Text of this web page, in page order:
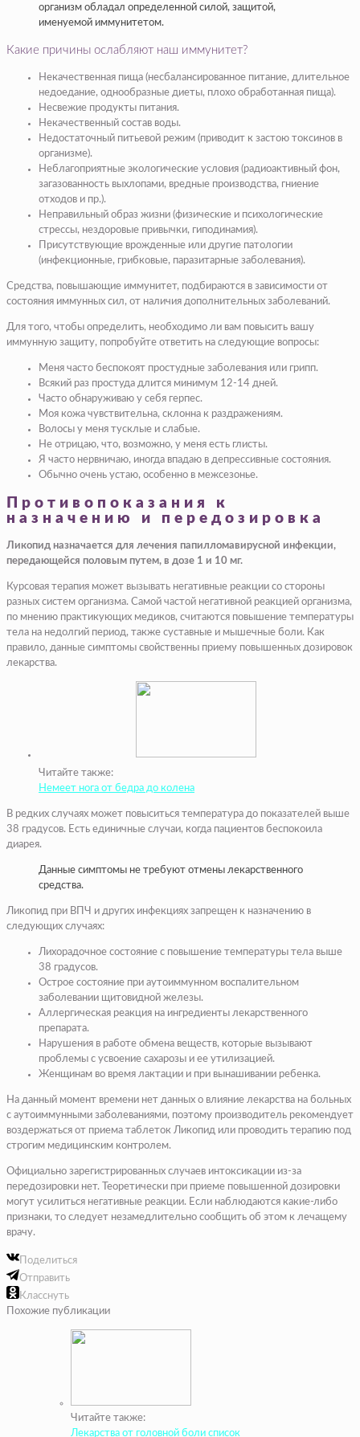
организм обладал определенной силой, защитой,
именуемой иммунитетом.
Какие причины ослабляют наш иммунитет?
Некачественная пища (несбалансированное питание, длительное
недоедание, однообразные диеты, плохо обработанная пища).
Несвежие продукты питания.
Некачественный состав воды.
Недостаточный питьевой режим (приводит к застою токсинов в
организме).
Неблагоприятные экологические условия (радиоактивный фон,
загазованность выхлопами, вредные производства, гниение
отходов и пр.).
Неправильный образ жизни (физические и психологические
стрессы, нездоровые привычки, гиподинамия).
Присутствующие врожденные или другие патологии
(инфекционные, грибковые, паразитарные заболевания).
Средства, повышающие иммунитет, подбираются в зависимости от
состояния иммунных сил, от наличия дополнительных заболеваний.
Для того, чтобы определить, необходимо ли вам повысить вашу
иммунную защиту, попробуйте ответить на следующие вопросы:
Меня часто беспокоят простудные заболевания или грипп.
Всякий раз простуда длится минимум 12-14 дней.
Часто обнаруживаю у себя герпес.
Моя кожа чувствительна, склонна к раздражениям.
Волосы у меня тусклые и слабые.
Не отрицаю, что, возможно, у меня есть глисты.
Я часто нервничаю, иногда впадаю в депрессивные состояния.
Обычно очень устаю, особенно в межсезонье.
Противопоказания к
назначению и передозировка
Ликопид назначается для лечения папилломавирусной инфекции,
передающейся половым путем, в дозе 1 и 10 мг.
Курсовая терапия может вызывать негативные реакции со стороны
разных систем организма. Самой частой негативной реакцией организма,
по мнению практикующих медиков, считаются повышение температуры
тела на недолгий период, также суставные и мышечные боли. Как
правило, данные симптомы свойственны приему повышенных дозировок
лекарства.
Читайте также:
Немеет нога от бедра до колена
В редких случаях может повыситься температура до показателей выше
38 градусов. Есть единичные случаи, когда пациентов беспокоила
диарея.
Данные симптомы не требуют отмены лекарственного
средства.
Ликопид при ВПЧ и других инфекциях запрещен к назначению в
следующих случаях:
Лихорадочное состояние с повышение температуры тела выше
38 градусов.
Острое состояние при аутоиммунном воспалительном
заболевании щитовидной железы.
Аллергическая реакция на ингредиенты лекарственного
препарата.
Нарушения в работе обмена веществ, которые вызывают
проблемы с усвоение сахарозы и ее утилизацией.
Женщинам во время лактации и при вынашивании ребенка.
На данный момент времени нет данных о влияние лекарства на больных
с аутоиммунными заболеваниями, поэтому производитель рекомендует
воздержаться от приема таблеток Ликопид или проводить терапию под
строгим медицинским контролем.
Официально зарегистрированных случаев интоксикации из-за
передозировки нет. Теоретически при приеме повышенной дозировки
могут усилиться негативные реакции. Если наблюдаются какие-либо
признаки, то следует незамедлительно сообщить об этом к лечащему
врачу.
Поделиться
Отправить
Класснуть
Похожие публикации
Читайте также:
Лекарства от головной боли список